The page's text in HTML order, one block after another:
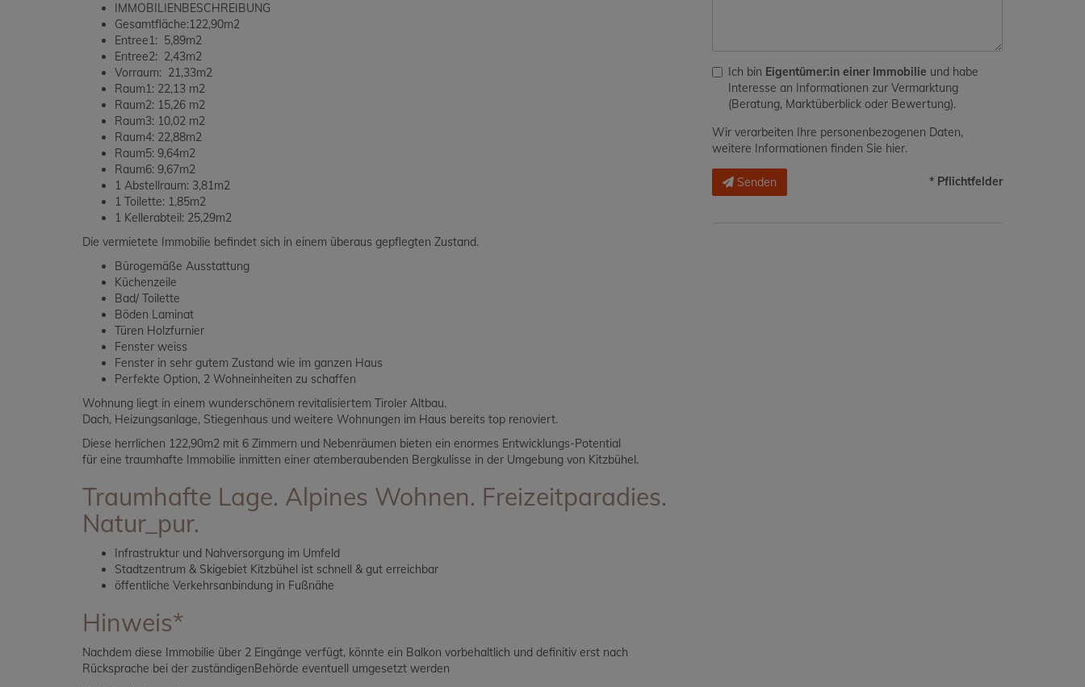
IMMOBILIENBESCHREIBUNG
Gesamtfläche:122,90m2
Entree1: 5,89m2
Entree2: 2,43m2
Vorraum: 21,33m2
Raum1: 22,13 m2
Raum2: 15,26 m2
Raum3: 10,02 m2
Raum4: 22,88m2
Raum5: 9,64m2
Raum6: 9,67m2
1 Abstellraum: 3,81m2
1 Toilette: 1,85m2
1 Kellerabteil: 25,29m2
Die vermietete Immobilie befindet sich in einem überaus gepflegten Zustand.
Bürogemäße Ausstattung
Küchenzeile
Bad/ Toilette
Böden Laminat
Türen Holzfurnier
Fenster weiss
Fenster in sehr gutem Zustand wie im ganzen Haus
Perfekte Option, 2 Wohneinheiten zu schaffen
Wohnung liegt in einem wunderschönem revitalisiertem Tiroler Altbau.
Dach, Heizungsanlage, Stiegenhaus und weitere Wohnungen im Haus bereits top renoviert.
Diese herrlichen 122,90m2 mit 6 Zimmern und Nebenräumen bieten ein enormes Entwicklungs-Potential
für eine traumhafte Immobilie inmitten einer atemberaubenden Bergkulisse in der Umgebung von Kitzbühel.
Traumhafte Lage. Alpines Wohnen. Freizeitparadies.
Natur_pur.
Infrastruktur und Nahversorgung im Umfeld
Stadtzentrum & Skigebiet Kitzbühel ist schnell & gut erreichbar
öffentliche Verkehrsanbindung in Fußnähe
Hinweis*
Nachdem diese Immobilie über 2 Eingänge verfügt, könnte ein Balkon vorbehaltlich und definitiv erst nach
Rücksprache bei der zuständigenBehörde eventuell umgesetzt werden
Ich bin Eigentümer:in einer Immobilie und habe
Interesse an Informationen zur Vermarktung
(Beratung, Marktüberblick oder Bewertung).
Wir verarbeiten Ihre personenbezogenen Daten,
weitere Informationen finden Sie hier.
Senden * Pflichtfelder